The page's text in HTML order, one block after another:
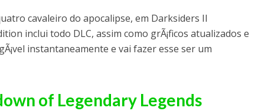
cavaleiro do apocalipse, em Darksiders II
inclui todo DLC, assim como grÃ¡ficos atualizados e
instantaneamente e vai fazer esse ser um
of Legendary Legends